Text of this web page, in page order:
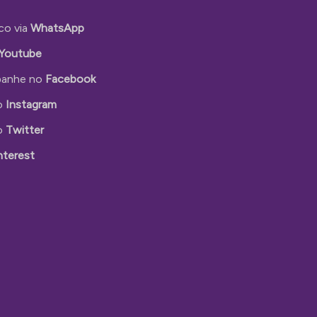
via WhatsApp
no Facebook
Instagram
Twitter